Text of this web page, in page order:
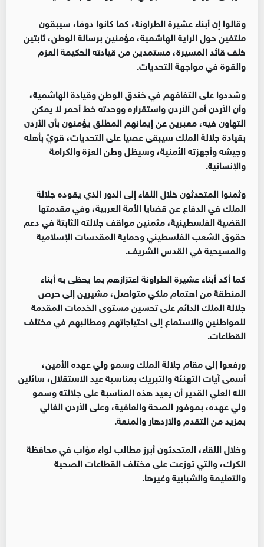
وقالوا إن أبناء عشيرة الطراونة، كما كانوا دومًا، سيبقون
ملتفين حول الراية الهاشمية، مؤمنين برسالة الوطن، ثابتين
خلف قائد المسيرة، مستمدين من قيادته الحكيمة العزم
والقوة في مواجهة التحديات.
وشددوا على التفافهم في خندق الوطن وقيادة الهاشمية،
وأن الأردن أمن الأردن واستقراره ووحدته خط أحمر لا يمكن
التهاون فيه، معبرين عن إيمانهم المطلق يؤمنون بأن الأردن
بقيادة جلالة الملك سيبقى عصيا على التحديات، قويً بأهله
وجيشه وأجهزته الأمنية، وسيظل وطن العزة والكرامة
والإنسانية.
وثمنوا المتحدثون خلال اللقاء إلى الدور الذي يقوده جلالة
الملك في الدفاع عن قضايا الأمة العربية، وفي مقدمتها
القضية الفلسطينية، مثمنين مواقف جلالته الثابتة في دعم
حقوق الشعب الفلسطيني وحماية المقدسات الإسلامية
والمسيحية في القدس الشريف.
كما أكد أبناء عشيرة الطراونة اعتزازهم بما يحظى به أبناء
المنطقة من اهتمام ملكي متواصل، مشيرين إلى حرص
جلالة الملك الدائم على تحسين مستوى الخدمات المقدمة
للمواطنين والاستماع إلى احتياجاتهم ومطالبهم في مختلف
القطاعات.
ورفعوا إلى مقام جلالة الملك وسمو ولي عهده الأمين،
أسمى آيات التهنئة والتبريك بمناسبة عيد الاستقلال، سائلين
الله العلي القدير أن يعيد هذه المناسبة على جلالته وسمو
ولي عهده، بموفور الصحة والعافية، وعلى الأردن الغالي
بمزيد من التقدم والازدهار والمنعة.
وخلال اللقاء، المتحدثون أبرز مطالب لواء مؤاب في محافظة
الكرك، والتي توزعت على مختلف القطاعات الصحية
والتعليمة والشبابية وغيرها.